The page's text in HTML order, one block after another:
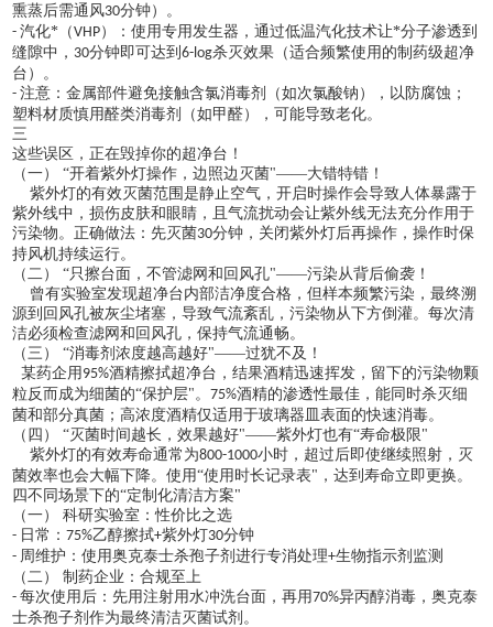
熏蒸后需通风30分钟）。
-汽化*（VHP）：使用专用发生器，通过低温汽化技术让*分子渗透到
缝隙中， 30分钟即可达到6-log杀灭效果（适合频繁使用的制药级超净
台）。
-注意：金属部件避免接触含氯消毒剂（如次氯酸钠），以防腐蚀；
塑料材质慎用醛类消毒剂（如甲醛），可能导致老化。
三
这些误区，正在毁掉你的超净台！
（一）
“开着紫外灯操作，边照边灭菌"——大错特错！
紫外灯的有效灭菌范围是静止空气，开启时操作会导致人体暴露于
紫外线中，损伤皮肤和眼睛，且气流扰动会让紫外线无法充分作用于
污染物。正确做法：先灭菌30分钟，关闭紫外灯后再操作，操作时保
持风机持续运行。
（二）
“只擦台面，不管滤网和回风孔"——污染从背后偷袭！
曾有实验室发现超净台内部洁净度合格，但样本频繁污染，最终溯
源到回风孔被灰尘堵塞，导致气流紊乱，污染物从下方倒灌。每次清
洁必须检查滤网和回风孔，保持气流通畅。
（三）
“消毒剂浓度越高越好"——过犹不及！
某药企用 95%酒精擦拭超净台，结果酒精迅速挥发，留下的污染物颗
粒反而成为细菌的“保护层"。75%酒精的渗透性最佳，能同时杀灭细
菌和部分真菌；高浓度酒精仅适用于玻璃器皿表面的快速消毒。
（四）
“灭菌时间越长，效果越好"——紫外灯也有“寿命极限"
紫外灯的有效寿命通常为800-1000小时，超过后即使继续照射，灭
菌效率也会大幅下降。使用“使用时长记录表"，达到寿命立即更换。
四不同场景下的“定制化清洁方案"
（一）
科研实验室：性价比之选
- 日常：75%乙醇擦拭+紫外灯30分钟
- 周维护：使用奥克泰士杀孢子剂进行专消处理+生物指示剂监测
（二）
制药企业：合规至上
-每次使用后：先用注射用水冲洗台面，再用70%异丙醇消毒，奥克泰
士杀孢子剂作为最终清洁灭菌试剂。